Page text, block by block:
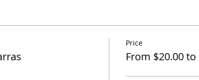
Price
From $20.00 to